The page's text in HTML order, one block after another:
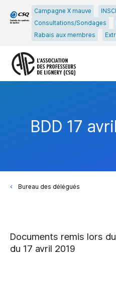
Passer
au
principal
Passer
au
Campagne X mauve
Consultations/Sondages
Rabais aux membres
BDD 17
Bureau des délégués
Documents remis lors
du 17 avril 2019